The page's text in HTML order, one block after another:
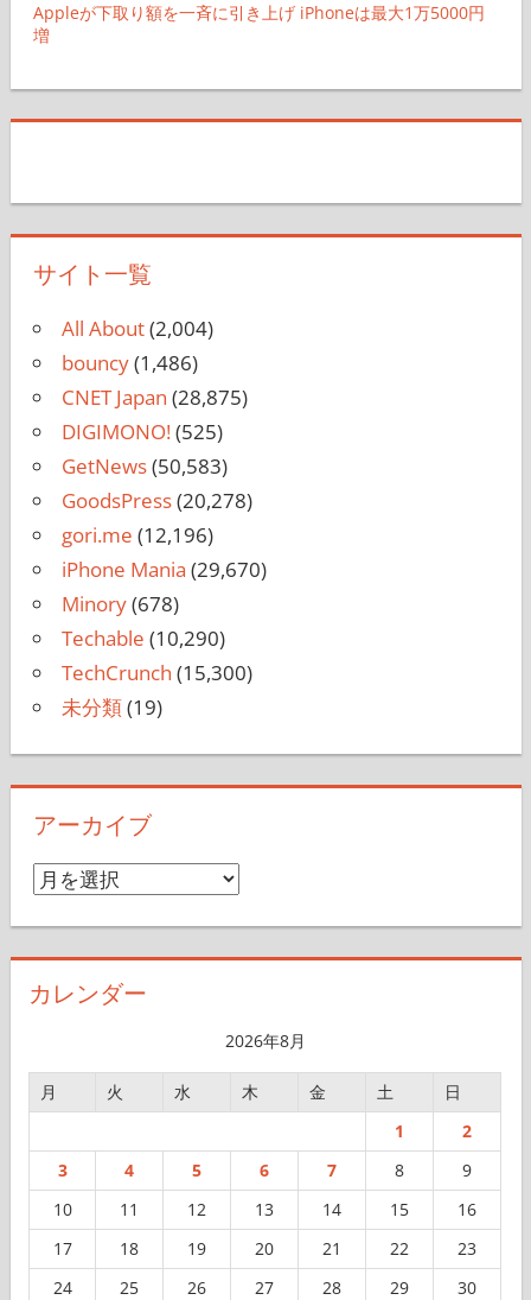
Appleが下取り額を一斉に引き上げ iPhoneは最大1万5000円
増
サイト一覧
All About(2,004)
bouncy(1,486)
CNET Japan (28,875)
DIGIMONO!(525)
GetNews(50,583)
GoodsPress(20,278)
gori.me (12,196)
iPhone Mania (29,670)
Minory(678)
Techable (10,290)
TechCrunch (15,300)
未分類(19)
アーカイブ
ア
イ
カレンダー
2026年8月
月 火 水 木 金 土
日
1
2
3
4 5 6 7 8
9
10
11 12 13 14 15
16
17
18 19 20 21 22
23
24
25 26 27 28 29
30